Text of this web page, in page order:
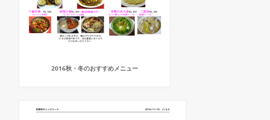
2016秋・冬のおすすめメニュー